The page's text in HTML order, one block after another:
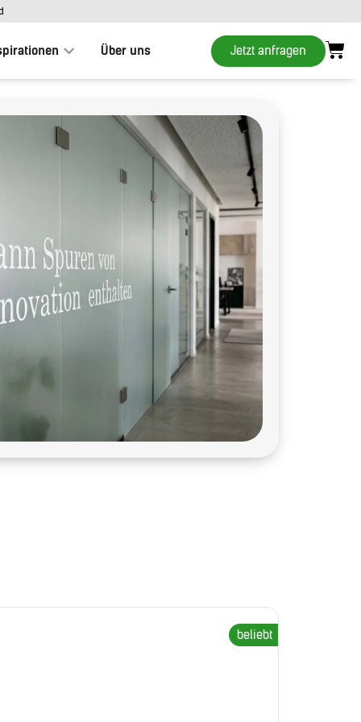
Über uns Jetzt anfragen
beliebt